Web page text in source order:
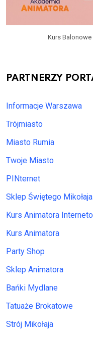
Kurs Balonowe
PARTNERZY
Informacje Warszawa
Trójmiasto
Miasto Rumia
Twoje Miasto
PINternet
Sklep Świętego Mikołaja
Kurs Animatora
Kurs Animatora
Party Shop
Sklep Animatora
Bańki Mydlane
Tatuaże Brokatowe
Strój Mikołaja